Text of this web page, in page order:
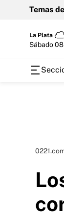
Temas
La Plata
sábado